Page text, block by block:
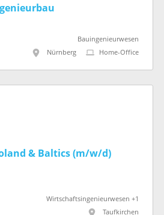
Bauingenieurwesen
Nürnberg
Home-Office
& Baltics (m/w/d)
Wirtschaftsingenieurwesen +1
Taufkirchen